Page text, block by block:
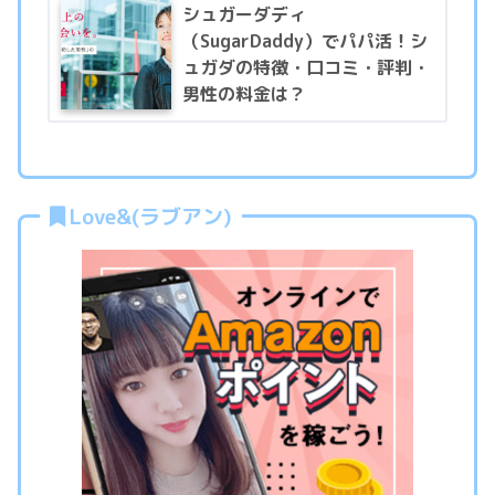
シュガーダディ
（SugarDaddy）でパパ活！シ
ュガダの特徴・口コミ・評判・
男性の料金は？
Love&(ラブアン)